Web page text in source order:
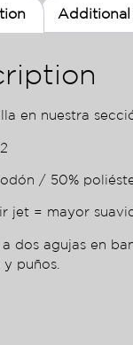
en nuestra
/ 50%
jet = mayor
a dos agujas en
puños.